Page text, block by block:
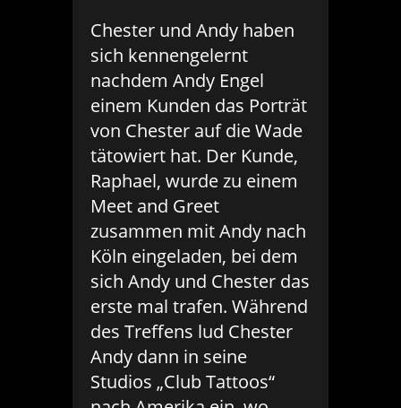
Chester und Andy haben
sich kennengelernt
nachdem Andy Engel
einem Kunden das Porträt
von Chester auf die Wade
tätowiert hat. Der Kunde,
Raphael, wurde zu einem
Meet and Greet
zusammen mit Andy nach
Köln eingeladen, bei dem
sich Andy und Chester das
erste mal trafen. Während
des Treffens lud Chester
Andy dann in seine
Studios „Club Tattoos“